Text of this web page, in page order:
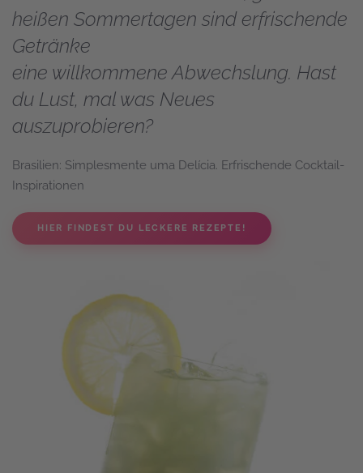
heißen Sommertagen sind erfrischende
Getränke
eine willkommene Abwechslung. Hast
du Lust, mal was Neues
auszuprobieren?
Brasilien: Simplesmente uma Delícia. Erfrischende Cocktail-
Inspirationen
HIER FINDEST DU LECKERE REZEPTE!